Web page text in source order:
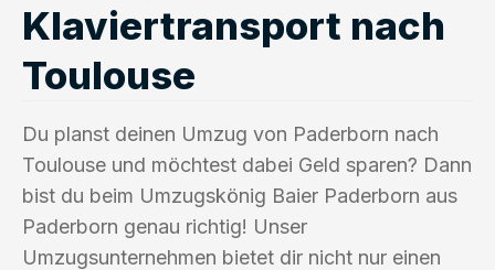
Klaviertransport nach
Toulouse
Du planst deinen Umzug von Paderborn nach
Toulouse und möchtest dabei Geld sparen? Dann
bist du beim Umzugskönig Baier Paderborn aus
Paderborn genau richtig! Unser
Umzugsunternehmen bietet dir nicht nur einen